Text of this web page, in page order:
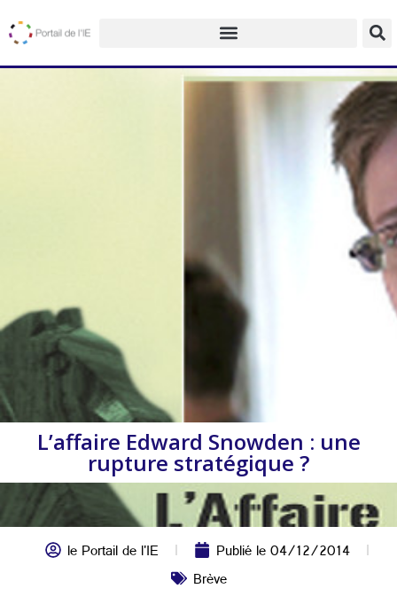
L’affaire Edward Snowden : une
rupture stratégique ?
le Portail de l'IE Publié le04/12/2014
Brève